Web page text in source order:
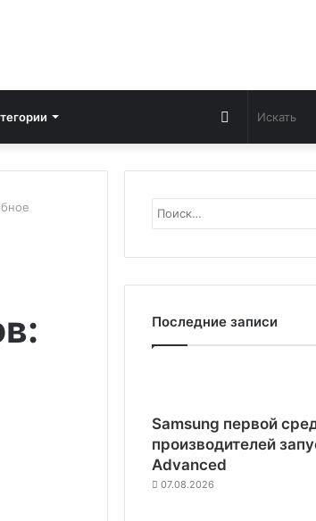
Switch
skin
Найти:
Последние записи
Samsung первой
производителей
Advanced
07.08.2026